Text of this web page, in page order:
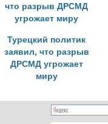
Турецкий политик
заявил, что разрыв
ДРСМД угрожает
миру